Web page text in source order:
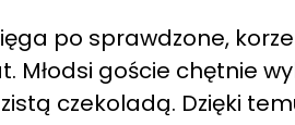
po sprawdzone,
Młodsi goście chętnie
czekoladą. Dzięki